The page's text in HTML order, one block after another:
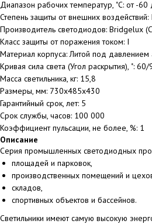
Диапазон рабочих температур, ˚С: от -60
Степень защиты от внешних воздействий:
Производитель светодиодов: Bridgelux
Класс защиты от поражения током: I
Материал корпуса: Литой под
Кривая сила света (Угол раскрытия), ˚:
Масса светильника, кг: 15,8
Размеры, мм: 730x485x430
Гарантийный срок, лет: 5
Срок службы, часов: 100 000
Коэффициент пульсации, не более, %: 1
Описание
Серия промышленных светодиодных
площадей и парковок,
производственных помещений и
складов,
спортивных объектов и бассейнов.
Светильники имеют самую высокую